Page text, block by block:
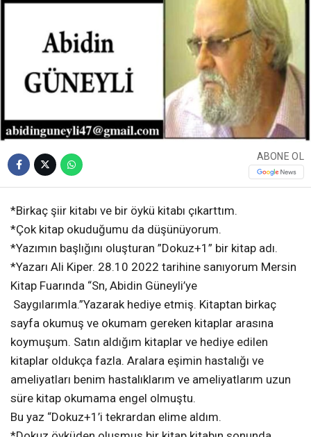
ABONE OL
*Birkaç şiir kitabı ve bir öykü kitabı çıkarttım.
*Çok kitap okuduğumu da düşünüyorum.
*Yazımın başlığını oluşturan ”Dokuz+1” bir kitap adı.
*Yazarı Ali Kiper. 28.10 2022 tarihine sanıyorum Mersin
Kitap Fuarında “Sn, Abidin Güneyli’ye
Saygılarımla.”Yazarak hediye etmiş. Kitaptan birkaç
sayfa okumuş ve okumam gereken kitaplar arasına
koymuşum. Satın aldığım kitaplar ve hediye edilen
kitaplar oldukça fazla. Aralara eşimin hastalığı ve
ameliyatları benim hastalıklarım ve ameliyatlarım uzun
süre kitap okumama engel olmuştu.
Bu yaz “Dokuz+1’i tekrardan elime aldım.